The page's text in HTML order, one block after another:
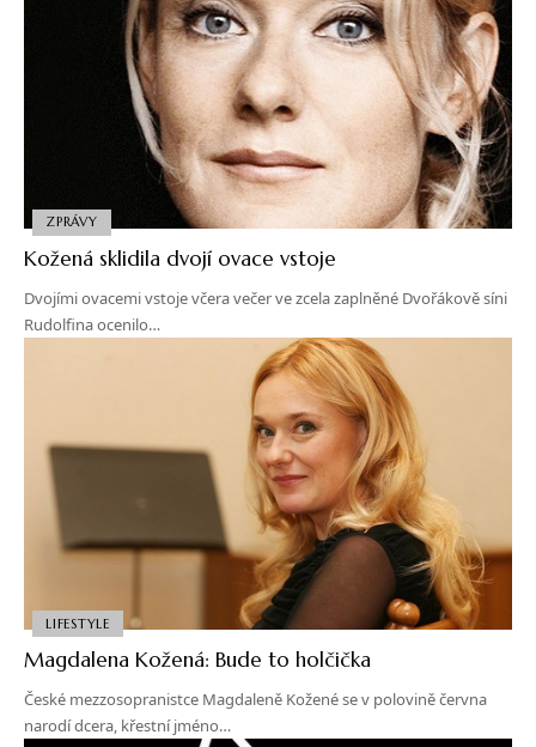
ZPRÁVY
Kožená sklidila dvojí ovace vstoje
Dvojími ovacemi vstoje včera večer ve zcela zaplněné Dvořákově síni
Rudolfina ocenilo…
LIFESTYLE
Magdalena Kožená: Bude to holčička
České mezzosopranistce Magdaleně Kožené se v polovině června
narodí dcera, křestní jméno…